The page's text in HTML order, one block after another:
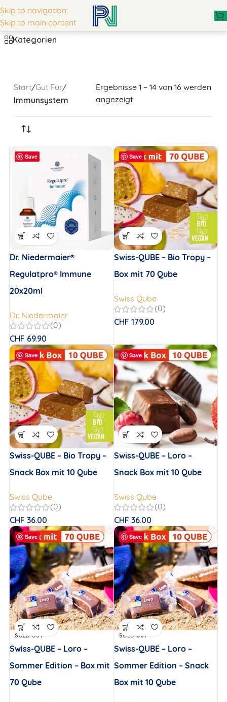
Skip to navigation
Skip to main content
Kategorien
Start/Gut Für/
Immunsystem
Ergebnisse 1 – 14 von 16 werden
angezeigt
Save
Dr. Niedermaier®
Regulatpro® Immune
20x20ml
Dr. Niedermaier
(0)
CHF 69.90
Save
Swiss-QUBE – Bio Tropy –
Box mit 70 Qube
Swiss Qube
(0)
CHF 179.00
Save
Swiss-QUBE – Bio Tropy –
Snack Box mit 10 Qube
Swiss Qube
(0)
CHF 36.00
Save
Swiss-QUBE – Loro –
Snack Box mit 10 Qube
Swiss Qube
(0)
CHF 36.00
Save
SOLD OUT
Swiss-QUBE – Loro –
Sommer Edition – Box mit
70 Qube
Save
SOLD OUT
Swiss-QUBE – Loro –
Sommer Edition – Snack
Box mit 10 Qube